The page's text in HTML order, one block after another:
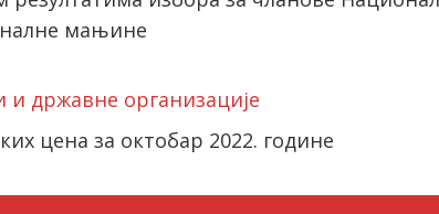
мањине
државне организације
цена за октобар 2022. године